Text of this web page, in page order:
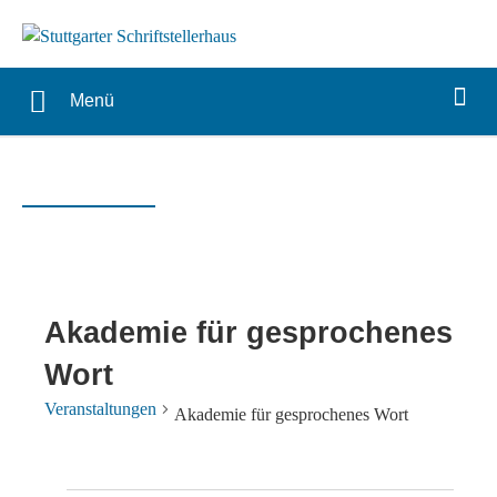
Menü
Akademie für gesprochenes
Wort
Veranstaltungen Akademie für gesprochenes Wort